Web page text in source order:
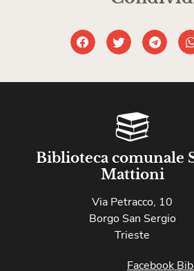
Biblioteca comunale
Mattioni
Via Petracco, 10
Borgo San Sergio
Trieste
Facebook